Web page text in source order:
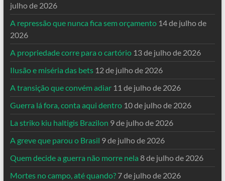
julho de 2026
A repressão que nunca fica sem orçamento 14 de julho de
2026
A propriedade corre para o cartório 13 de julho de 2026
Ilusão e miséria das bets 12 de julho de 2026
A transição que convém adiar 11 de julho de 2026
Guerra lá fora, conta aqui dentro 10 de julho de 2026
La striko kiu haltigis Brazilon 9 de julho de 2026
A greve que parou o Brasil 9 de julho de 2026
Quem decide a guerra não morre nela 8 de julho de 2026
Mortes no campo, até quando? 7 de julho de 2026